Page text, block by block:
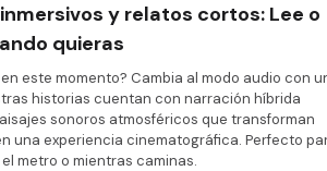
y relatos cortos: Lee o
quieras
este momento? Cambia al modo audio con
historias cuentan con narración híbrida
sonoros atmosféricos que transforman
una experiencia cinematográfica. Perfecto
metro o mientras caminas.